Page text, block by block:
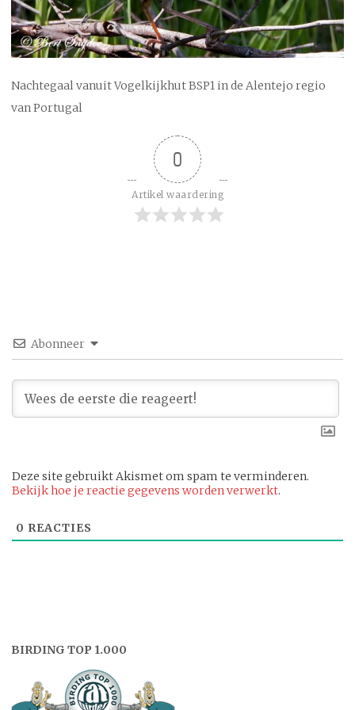
Nachtegaal vanuit Vogelkijkhut BSP1 in de Alentejo regio
van Portugal
0
Artikel waardering
Abonneer
Deze site gebruikt Akismet om spam te verminderen.
Bekijk hoe je reactie gegevens worden verwerkt.
0 REACTIES
BIRDING TOP 1.000